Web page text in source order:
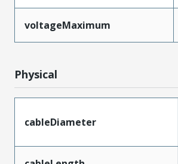
voltageMaximum
Physical
cableDiameter